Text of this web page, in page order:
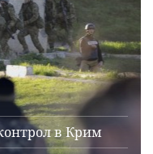
в Крим